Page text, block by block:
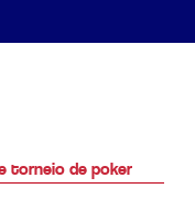
torneio de poker